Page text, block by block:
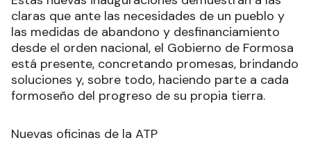
claras que ante las necesidades de un pueblo y
las medidas de abandono y desfinanciamiento
desde el orden nacional, el Gobierno de Formosa
está presente, concretando promesas, brindando
soluciones y, sobre todo, haciendo parte a cada
formoseño del progreso de su propia tierra.
Nuevas oficinas de la ATP